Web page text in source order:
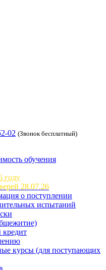
02 (Звонок бесплатный)
обучения
году
28.07.26
о поступлении
испытаний
кредит
курсы (для поступающих